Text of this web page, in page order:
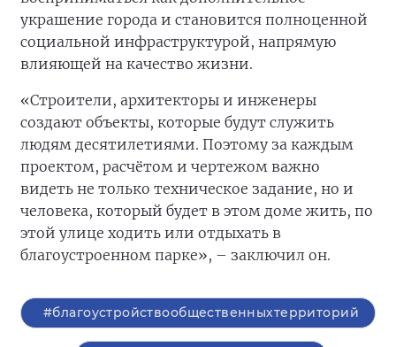
украшение города и становится полноценной
социальной инфраструктурой, напрямую
влияющей на качество жизни.
«Строители, архитекторы и инженеры
создают объекты, которые будут служить
людям десятилетиями. Поэтому за каждым
проектом, расчётом и чертежом важно
видеть не только техническое задание, но и
человека, который будет в этом доме жить, по
этой улице ходить или отдыхать в
благоустроенном парке», – заключил он.
#благоустройствообщественныхтерриторий